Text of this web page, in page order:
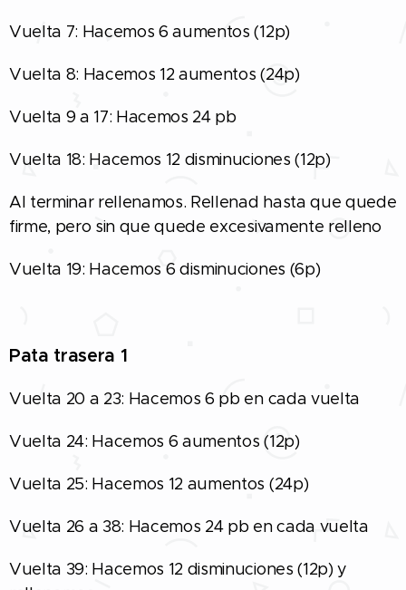
Vuelta 7: Hacemos 6 aumentos (12p)
Vuelta 8: Hacemos 12 aumentos (24p)
Vuelta 9 a 17: Hacemos 24 pb
Vuelta 18: Hacemos 12 disminuciones (12p)
Al terminar rellenamos. Rellenad hasta que quede
firme, pero sin que quede excesivamente relleno
Vuelta 19: Hacemos 6 disminuciones (6p)
Pata trasera 1
Vuelta 20 a 23: Hacemos 6 pb en cada vuelta
Vuelta 24: Hacemos 6 aumentos (12p)
Vuelta 25: Hacemos 12 aumentos (24p)
Vuelta 26 a 38: Hacemos 24 pb en cada vuelta
Vuelta 39: Hacemos 12 disminuciones (12p) y